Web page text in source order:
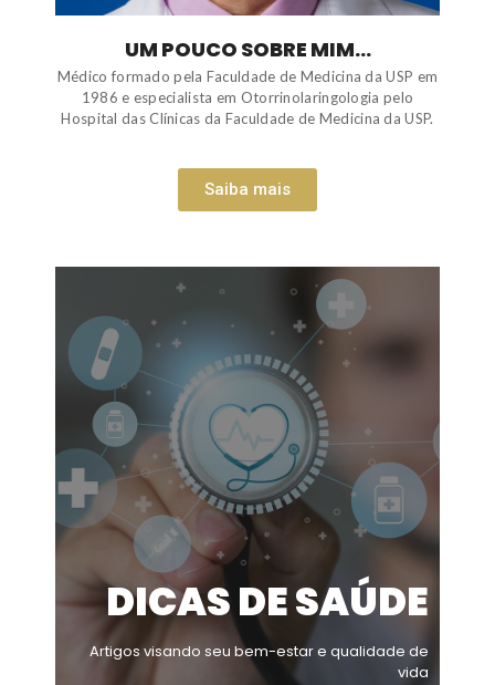
UM POUCO SOBRE MIM...
Médico formado pela Faculdade de Medicina da USP em
1986 e especialista em Otorrinolaringologia pelo
Hospital das Clínicas da Faculdade de Medicina da USP.
Saiba mais
DICAS DE SAÚDE
Artigos visando seu bem-estar e qualidade de
vida